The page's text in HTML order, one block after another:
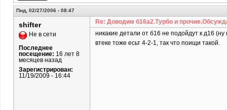
Пнд, 02/27/2006 - 08:47
shifter
Не в сети
Последнее
посещение: 16 лет 8
месяцев назад
Зарегистрирован:
11/19/2009 - 16:44
Re: Доводим б16а2.Турбо и
никакие детали от б16 не подойдут к д16
втеке тоже есьт 4-2-1, так что поищи такой.